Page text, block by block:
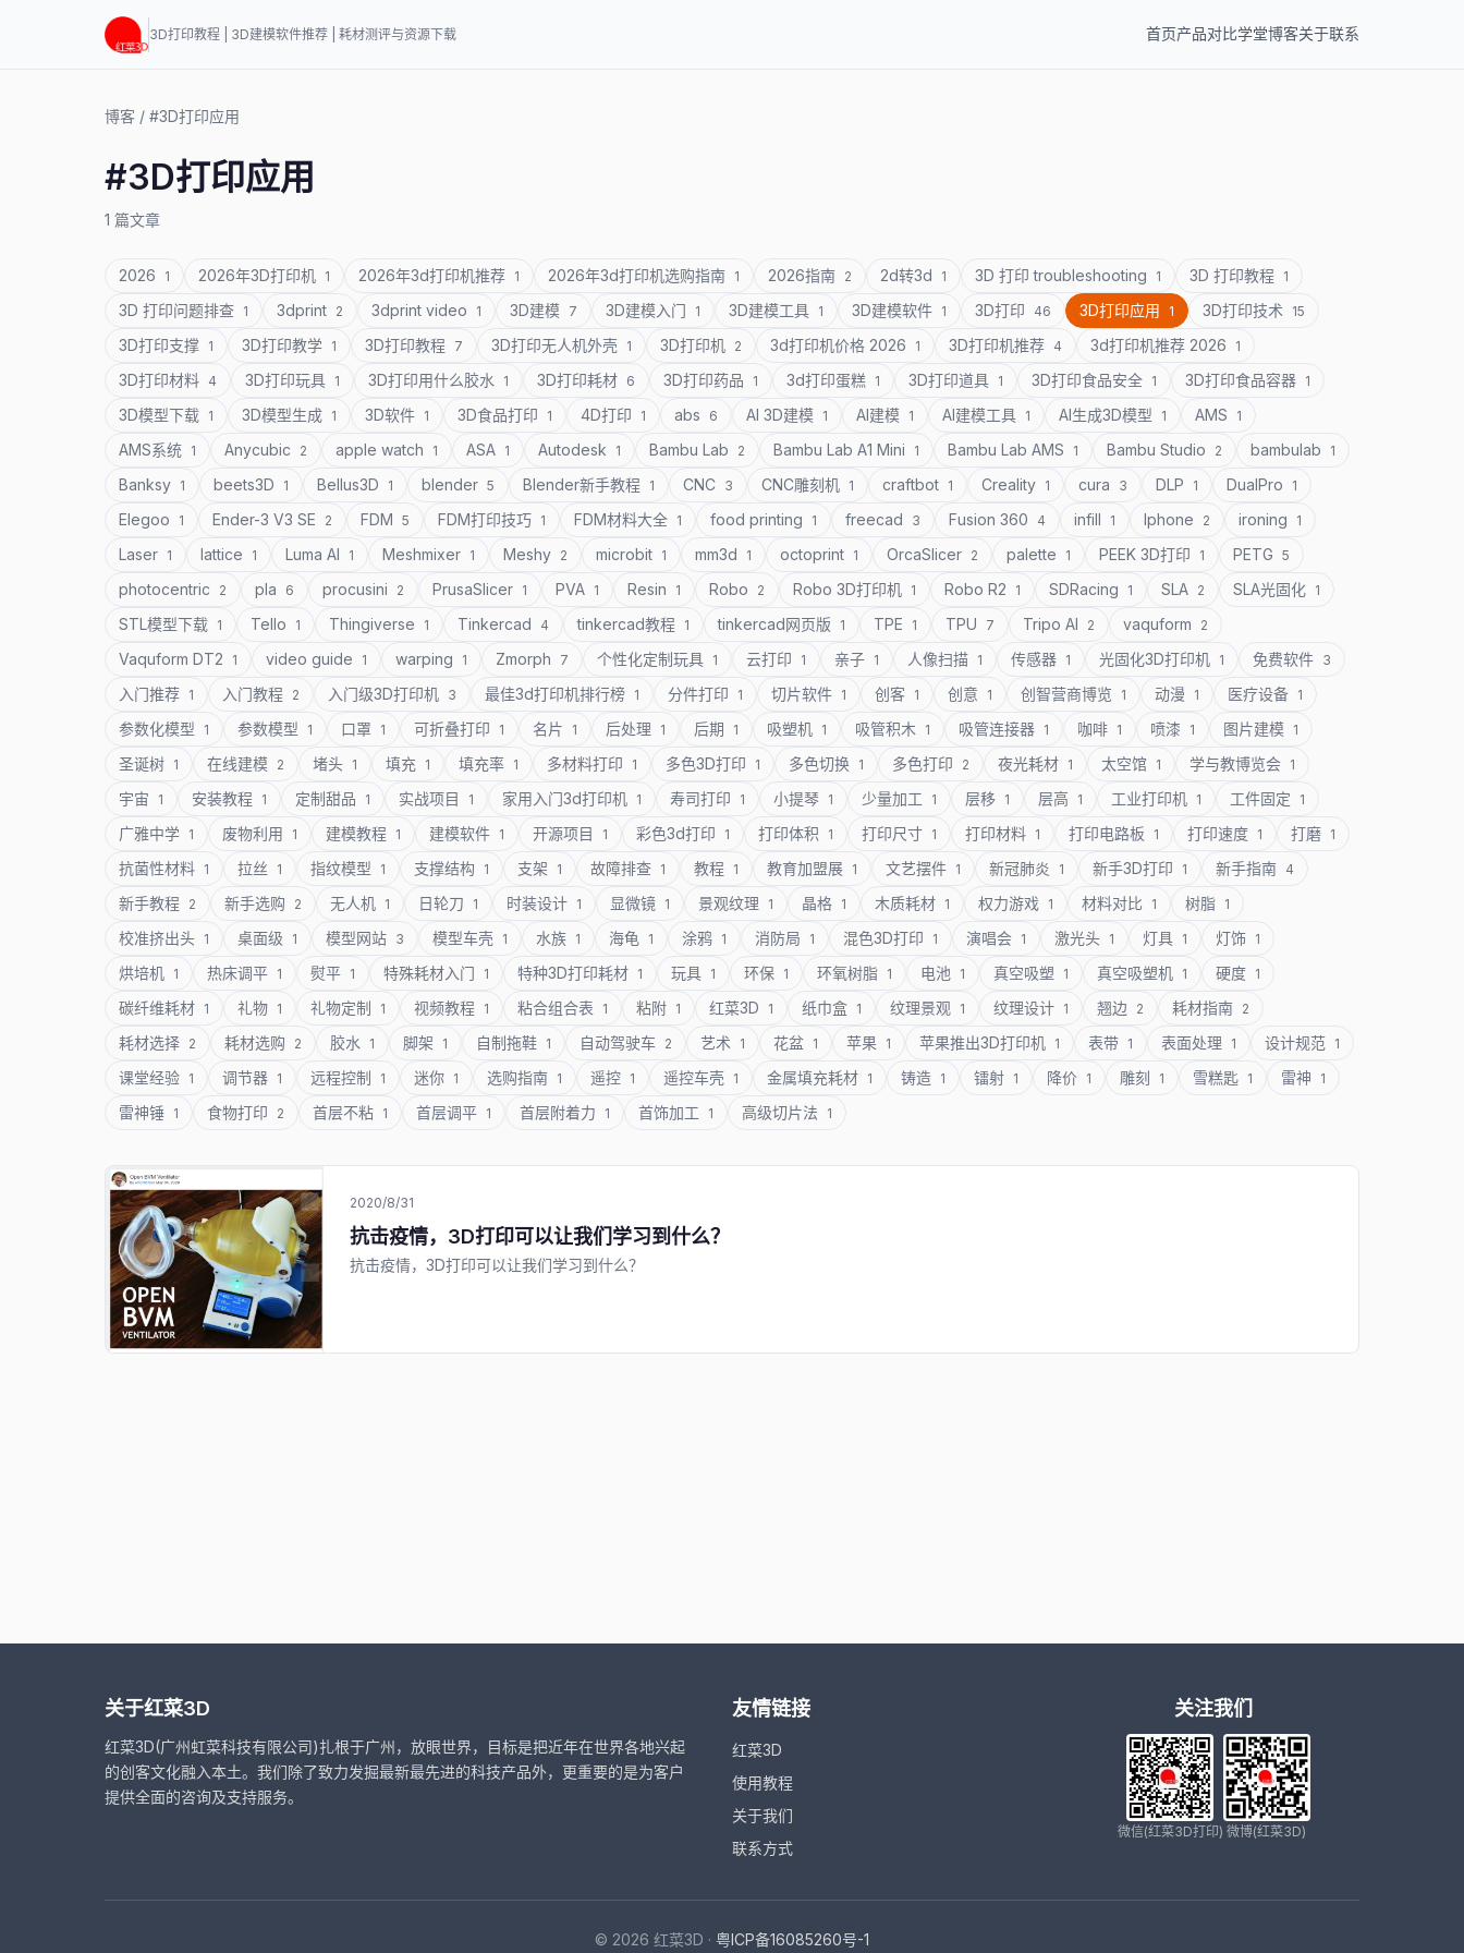
3D打印教程 | 3D建模软件推荐 | 耗材测评与资源下载 首页产品对比学堂博客关于联系
博客 / #3D打印应用
#3D打印应用
1 篇文章
2026 1 2026年3D打印机 1 2026年3d打印机推荐 1 2026年3d打印机选购指南 1 2026指南 2 2d转3d 1 3D 打印 troubleshooting 1 3D 打印教程 1
3D 打印问题排查 1 3dprint 2 3dprint video 1 3D建模 7 3D建模入门 1 3D建模工具 1 3D建模软件 1 3D打印 46 3D打印应用 1 3D打印技术 15
3D打印支撑 1 3D打印教学 1 3D打印教程 7 3D打印无人机外壳 1 3D打印机 2 3d打印机价格 2026 1 3D打印机推荐 4 3d打印机推荐 2026 1
3D打印材料 4 3D打印玩具 1 3D打印用什么胶水 1 3D打印耗材 6 3D打印药品 1 3d打印蛋糕 1 3D打印道具 1 3D打印食品安全 1 3D打印食品容器 1
3D模型下载 1 3D模型生成 1 3D软件 1 3D食品打印 1 4D打印 1 abs 6 AI 3D建模 1 AI建模 1 AI建模工具 1 AI生成3D模型 1 AMS 1
AMS系统 1 Anycubic 2 apple watch 1 ASA 1 Autodesk 1 Bambu Lab 2 Bambu Lab A1 Mini 1 Bambu Lab AMS 1 Bambu Studio 2 bambulab 1
Banksy 1 beets3D 1 Bellus3D 1 blender 5 Blender新手教程 1 CNC 3 CNC雕刻机 1 craftbot 1 Creality 1 cura 3 DLP 1 DualPro 1
Elegoo 1 Ender-3 V3 SE 2 FDM 5 FDM打印技巧 1 FDM材料大全 1 food printing 1 freecad 3 Fusion 360 4 infill 1 Iphone 2 ironing 1
Laser 1 lattice 1 Luma AI 1 Meshmixer 1 Meshy 2 microbit 1 mm3d 1 octoprint 1 OrcaSlicer 2 palette 1 PEEK 3D打印 1 PETG 5
photocentric 2 pla 6 procusini 2 PrusaSlicer 1 PVA 1 Resin 1 Robo 2 Robo 3D打印机 1 Robo R2 1 SDRacing 1 SLA 2 SLA光固化 1
STL模型下载 1 Tello 1 Thingiverse 1 Tinkercad 4 tinkercad教程 1 tinkercad网页版 1 TPE 1 TPU 7 Tripo AI 2 vaquform 2
Vaquform DT2 1 video guide 1 warping 1 Zmorph 7 个性化定制玩具 1 云打印 1 亲子 1 人像扫描 1 传感器 1 光固化3D打印机 1 免费软件 3
入门推荐 1 入门教程 2 入门级3D打印机 3 最佳3d打印机排行榜 1 分件打印 1 切片软件 1 创客 1 创意 1 创智营商博览 1 动漫 1 医疗设备 1
参数化模型 1 参数模型 1 口罩 1 可折叠打印 1 名片 1 后处理 1 后期 1 吸塑机 1 吸管积木 1 吸管连接器 1 咖啡 1 喷漆 1 图片建模 1
圣诞树 1 在线建模 2 堵头 1 填充 1 填充率 1 多材料打印 1 多色3D打印 1 多色切换 1 多色打印 2 夜光耗材 1 太空馆 1 学与教博览会 1
宇宙 1 安装教程 1 定制甜品 1 实战项目 1 家用入门3d打印机 1 寿司打印 1 小提琴 1 少量加工 1 层移 1 层高 1 工业打印机 1 工件固定 1
广雅中学 1 废物利用 1 建模教程 1 建模软件 1 开源项目 1 彩色3d打印 1 打印体积 1 打印尺寸 1 打印材料 1 打印电路板 1 打印速度 1 打磨 1
抗菌性材料 1 拉丝 1 指纹模型 1 支撑结构 1 支架 1 故障排查 1 教程 1 教育加盟展 1 文艺摆件 1 新冠肺炎 1 新手3D打印 1 新手指南 4
新手教程 2 新手选购 2 无人机 1 日轮刀 1 时装设计 1 显微镜 1 景观纹理 1 晶格 1 木质耗材 1 权力游戏 1 材料对比 1 树脂 1
校准挤出头 1 桌面级 1 模型网站 3 模型车壳 1 水族 1 海龟 1 涂鸦 1 消防局 1 混色3D打印 1 演唱会 1 激光头 1 灯具 1 灯饰 1
烘培机 1 热床调平 1 熨平 1 特殊耗材入门 1 特种3D打印耗材 1 玩具 1 环保 1 环氧树脂 1 电池 1 真空吸塑 1 真空吸塑机 1 硬度 1
碳纤维耗材 1 礼物 1 礼物定制 1 视频教程 1 粘合组合表 1 粘附 1 红菜3D 1 纸巾盒 1 纹理景观 1 纹理设计 1 翘边 2 耗材指南 2
耗材选择 2 耗材选购 2 胶水 1 脚架 1 自制拖鞋 1 自动驾驶车 2 艺术 1 花盆 1 苹果 1 苹果推出3D打印机 1 表带 1 表面处理 1 设计规范 1
课堂经验 1 调节器 1 远程控制 1 迷你 1 选购指南 1 遥控 1 遥控车壳 1 金属填充耗材 1 铸造 1 镭射 1 降价 1 雕刻 1 雪糕匙 1 雷神 1
雷神锤 1 食物打印 2 首层不粘 1 首层调平 1 首层附着力 1 首饰加工 1 高级切片法 1
2020/8/31
抗击疫情，3D打印可以让我们学习到什么？
抗击疫情，3D打印可以让我们学习到什么？
关于红菜3D
红菜3D(广州虹菜科技有限公司)扎根于广州，放眼世界，目标是把近年在世界各地兴起
的创客文化融入本土。我们除了致力发掘最新最先进的科技产品外，更重要的是为客户
提供全面的咨询及支持服务。
友情链接
红菜3D
使用教程
关于我们
联系方式
关注我们
微信(红菜3D打印) 微博(红菜3D)
© 2026 红菜3D · 粤ICP备16085260号-1